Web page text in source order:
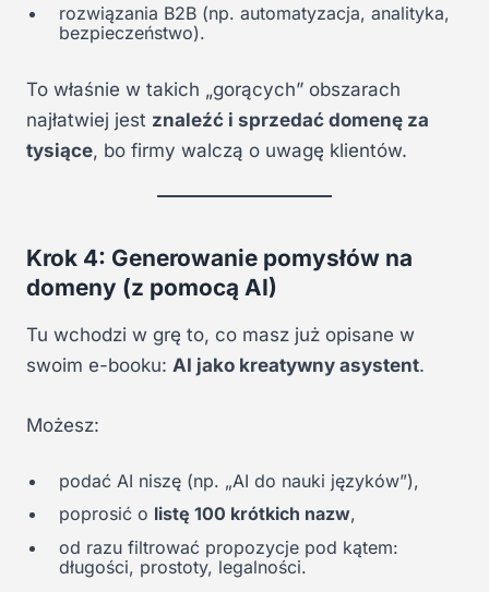
rozwiązania B2B (np. automatyzacja, analityka,
bezpieczeństwo).
To właśnie w takich „gorących” obszarach
najłatwiej jest znaleźć i sprzedać domenę za
tysiące, bo firmy walczą o uwagę klientów.
Krok 4: Generowanie pomysłów na
domeny (z pomocą AI)
Tu wchodzi w grę to, co masz już opisane w
swoim e-booku: AI jako kreatywny asystent.
Możesz:
podać AI niszę (np. „AI do nauki języków”),
poprosić o listę 100 krótkich nazw,
od razu filtrować propozycje pod kątem:
długości, prostoty, legalności.